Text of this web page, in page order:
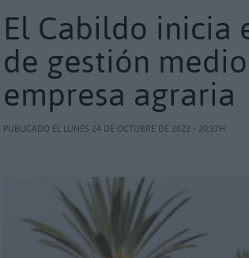
El Cabildo inicia
de gestión
empresa agraria
PUBLICADO EL LUNES 24 DE OCTUBRE DE 2022 - 20:37H